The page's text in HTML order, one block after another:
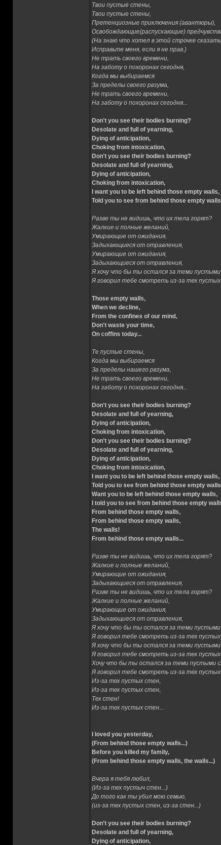
Твои пустые стены,
Твои пустые стены,
Претенциозные приключения (авантюры),
Освобождающие(распускающие)
(На знаю что хотел в этой строчке
Исправьте меня, если я не прав.)
Не трать своего времени,
На заботу о похоронах сегодня,
Когда мы выбираемся
За пределы своего рвзума,
Не трать своего времени,
На заботу о похоронах сегодня...
Don't you see their bodies burning?
Desolate and full of yearning,
Dying of anticipation,
Choking from intoxication,
Don't you see their bodies burning?
Desolate and full of yearning,
Dying of anticipation,
Choking from intoxication,
I want you to be left behind those empty walls,
Told you to see from behind those empty
Разве ты не видишь, что их тела горят?
Жалкие и полные желаний,
Умирающие от ожидания,
Задыхающиеся от отравления,
Умирающие от ожидания,
Задыхающиеся от отравления,
Я хочу что бы ты остался за теми
Я говорил тебе смотреть из-за тех
Those empty walls,
When we decline,
From the confines of our mind,
Don't waste your time,
On coffins today...
Те пустые стены,
Когда мы выбираемся
За пределы нашего рвзума,
Не трать своего времени,
На заботу о похоронах сегодня...
Don't you see their bodies burning?
Desolate and full of yearning,
Dying of anticipation,
Choking from intoxication,
Don't you see their bodies burning?
Desolate and full of yearning,
Dying of anticipation,
Choking from intoxication,
I want you to be left behind those empty walls,
Told you to see from behind those empty
Want you to be left behind those empty walls,
I told you to see from behind those empty
From behind those empty walls,
From behind those empty walls,
The walls!
From behind those empty walls...
Разве ты не видишь, что их тела горят?
Жалкие и полные желаний,
Умирающие от ожидания,
Задыхающиеся от отравления,
Разве ты не видишь, что их тела горят?
Жалкие и полные желаний,
Умирающие от ожидания,
Задыхающиеся от отравления,
Я хочу что бы ты остался за теми
Я говорил тебе смотреть из-за тех
Я хочу что бы ты остался за теми
Я говорил тебе смотреть из-за тех
Хочу что бы ты остался за теми пустыми
Я говорил тебе смотреть из-за тех
Из-за тех пустых стен,
Из-за тех пустых стен,
Тех стен!
Из-за тех пустых стен...
I loved you yesterday,
(From behind those empty walls...)
Before you killed my family,
(From behind those empty walls, the walls...)
Вчера я тебя любил,
(Из-за тех пустыч стен...)
До того как ты убил мою семью,
(из-за тех пустых стен, из-за стен...)
Don't you see their bodies burning?
Desolate and full of yearning,
Dying of anticipation,